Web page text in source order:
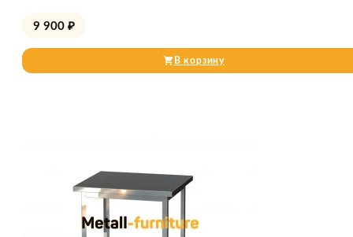
9 900 ₽
В корзину